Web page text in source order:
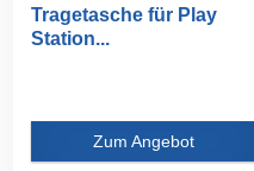
Tragetasche für Play
Station...
Zum Angebot